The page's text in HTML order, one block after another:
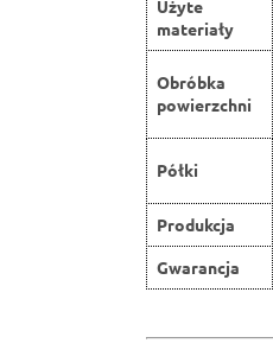
Użyte
materiały
Obróbka
powierzchni
Półki
Produkcja
Gwarancja